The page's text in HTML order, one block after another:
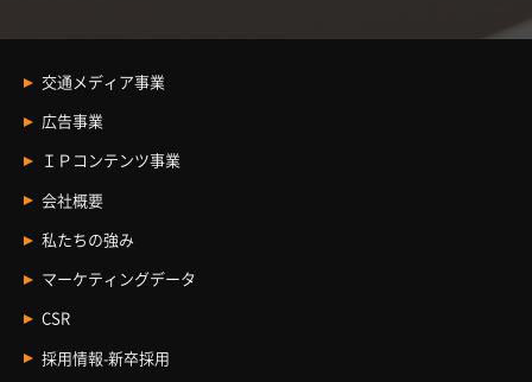
交通メディア事業
交通メディア事業
イベントスペース
デジタルサイネージ
広告事業
広告事業 Index
エリアマーケティング
BtoCコミュニケーション
ＩＰコンテンツ事業
ＩＰコンテンツ事業
レントレ
会社概要
企業情報
私たちのビジョン
私たちの強み
マーケティングデータ
CSR
新卒採用
採用情報-新卒採用